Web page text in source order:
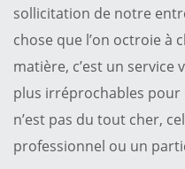
sollicitation de notre
chose que l’on octroie à
matière, c’est un service
plus irréprochables pour
n’est pas du tout cher,
professionnel ou un